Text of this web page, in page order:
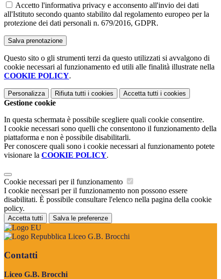
Accetto l'informativa privacy e acconsento all'invio dei dati
all'Istituto secondo quanto stabilito dal regolamento europeo per la
protezione dei dati personali n. 679/2016, GDPR.
Questo sito o gli strumenti terzi da questo utilizzati si avvalgono di
cookie necessari al funzionamento ed utili alle finalità illustrate nella
COOKIE POLICY.
Personalizza Rifiuta tutti i cookies Accetta tutti i cookies
Gestione cookie
In questa schermata è possibile scegliere quali cookie consentire.
I cookie necessari sono quelli che consentono il funzionamento della
piattaforma e non è possibile disabilitarli.
Per conoscere quali sono i cookie necessari al funzionamento potete
visionare la COOKIE POLICY.
Cookie necessari per il funzionamento
I cookie necessari per il funzionamento non possono essere
disabilitati. È possibile consultare l'elenco nella pagina della cookie
policy.
Accetta tutti Salva le preferenze
Liceo G.B. Brocchi
Contatti
Liceo G.B. Brocchi